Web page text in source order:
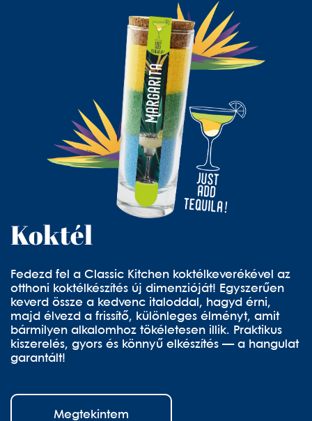
Koktél
Fedezd fel a Classic Kitchen koktélkeverékével az
otthoni koktélkészítés új dimenzióját! Egyszerűen
keverd össze a kedvenc italoddal, hagyd érni,
majd élvezd a frissítő, különleges élményt, amit
bármilyen alkalomhoz tökéletesen illik. Praktikus
kiszerelés, gyors és könnyű elkészítés — a hangulat
garantált!
Megtekintem